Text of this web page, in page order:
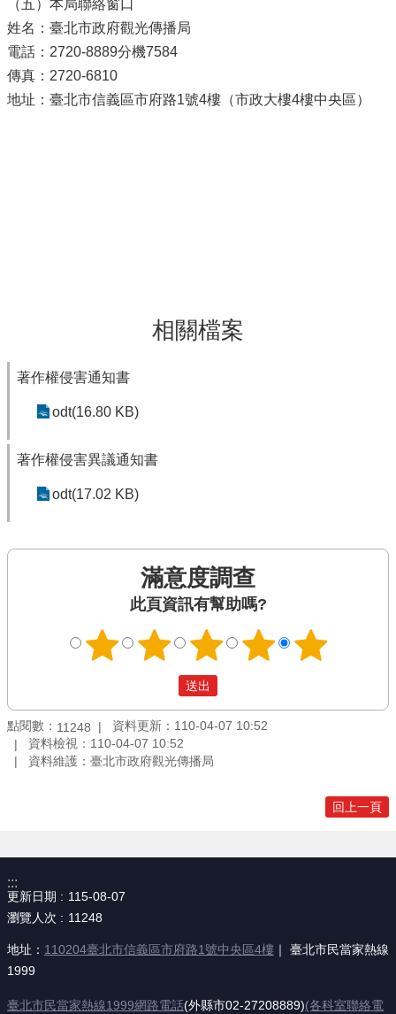
（五）本局聯絡窗口
姓名：臺北市政府觀光傳播局
電話：2720-8889分機7584
傳真：2720-6810
地址：臺北市信義區市府路1號4樓（市政大樓4樓中央區）
相關檔案
著作權侵害通知書
odt(16.80 KB)
著作權侵害異議通知書
odt(17.02 KB)
滿意度調查
此頁資訊有幫助嗎?
點閱數： 11248
資料更新：110-04-07 10:52
資料檢視：110-04-07 10:52
資料維護：臺北市政府觀光傳播局
回上一頁
:::
更新日期
115-08-07
瀏覽人次
11248
地址： 110204臺北市信義區市府路1號中央區4樓 ｜ 臺北市民當家熱線
1999
臺北市民當家熱線1999網路電話(外縣市02-27208889)(各科室聯絡電